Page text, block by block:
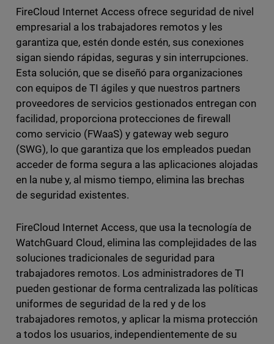
FireCloud Internet Access ofrece seguridad de nivel
empresarial a los trabajadores remotos y les
garantiza que, estén donde estén, sus conexiones
sigan siendo rápidas, seguras y sin interrupciones.
Esta solución, que se diseñó para organizaciones
con equipos de TI ágiles y que nuestros partners
proveedores de servicios gestionados entregan con
facilidad, proporciona protecciones de firewall
como servicio (FWaaS) y gateway web seguro
(SWG), lo que garantiza que los empleados puedan
acceder de forma segura a las aplicaciones alojadas
en la nube y, al mismo tiempo, elimina las brechas
de seguridad existentes.
FireCloud Internet Access, que usa la tecnología de
WatchGuard Cloud, elimina las complejidades de las
soluciones tradicionales de seguridad para
trabajadores remotos. Los administradores de TI
pueden gestionar de forma centralizada las políticas
uniformes de seguridad de la red y de los
trabajadores remotos, y aplicar la misma protección
a todos los usuarios, independientemente de su